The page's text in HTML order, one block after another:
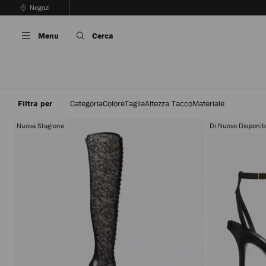
Al
Negozi
riproduzione
automatica
Menu Cerca
Filtra per CategoriaColoreTagliaAltezza TaccoMateriale
Nuova Stagione Di Nuovo